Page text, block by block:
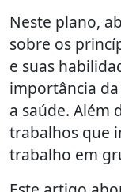
Neste plano,
sobre os
e suas
importância
a saúde. Além
trabalhos que
trabalho em